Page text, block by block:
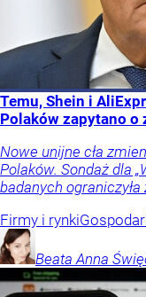
Temu, Shein i
Polaków zapytano o
Nowe unijne cła
Polaków. Sondaż dla
badanych
Firmy i rynki
Beata Anna